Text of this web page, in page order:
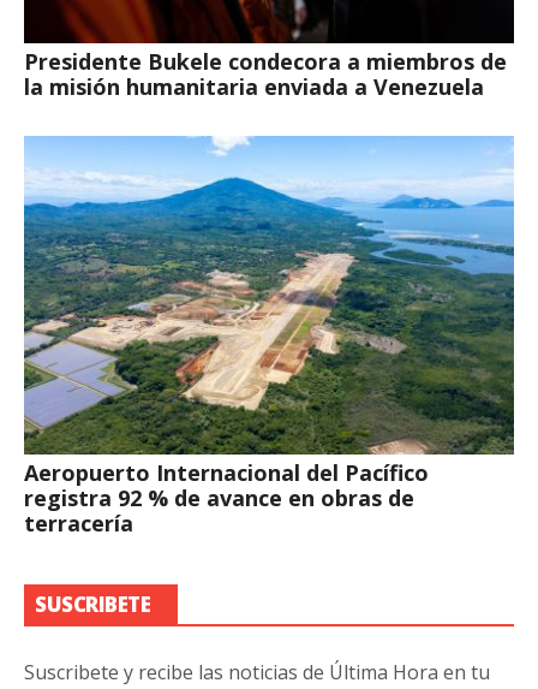
Presidente Bukele condecora a miembros de
la misión humanitaria enviada a Venezuela
Aeropuerto Internacional del Pacífico
registra 92 % de avance en obras de
terracería
SUSCRIBETE
Suscribete y recibe las noticias de Última Hora en tu